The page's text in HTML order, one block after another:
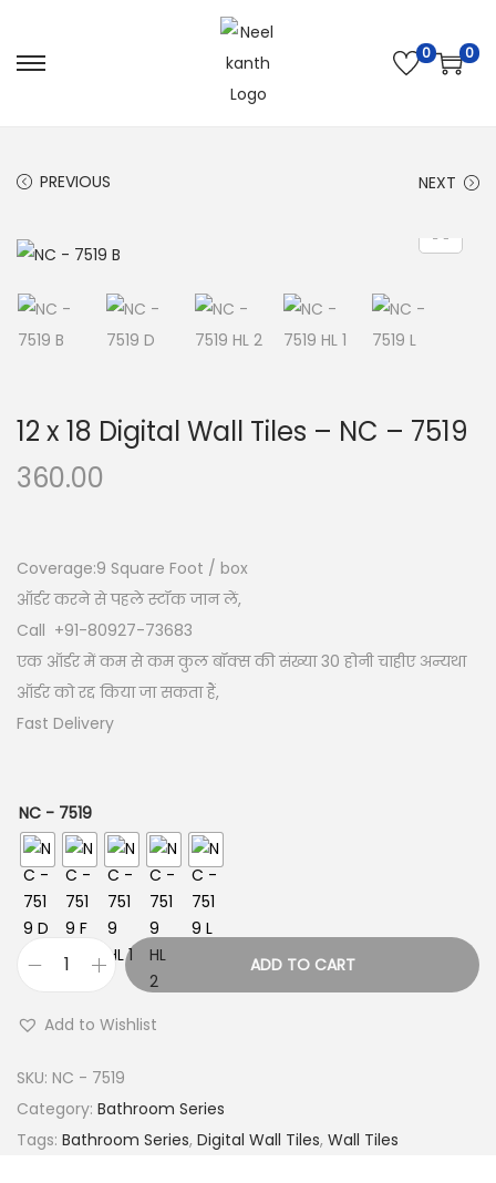
0 0
PREVIOUS NEXT
12 x 18 Digital Wall Tiles – NC – 7519
360.00
Coverage:9 Square Foot / box
ऑर्डर करने से पहले स्टॉक जान लें,
Call +91-80927-73683
एक ऑर्डर में कम से कम कुल बॉक्स की संख्या 30 होनी चाहीए अन्यथा
ऑर्डर को रद्द किया जा सकता हैं,
Fast Delivery
NC - 7519
ADD TO CART
Add to Wishlist
SKU: NC - 7519
Category: Bathroom Series
Tags: Bathroom Series, Digital Wall Tiles, Wall Tiles